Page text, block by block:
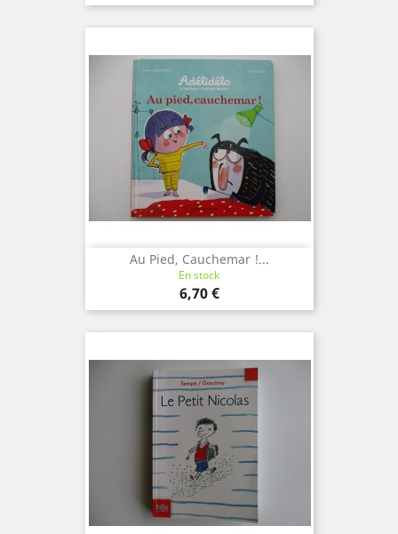
Au Pied, Cauchemar !...
En stock
Prix
6,70 €